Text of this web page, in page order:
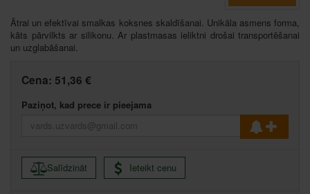
Ātrai un efektīvai smalkas koksnes skaldīšanai. Unikāla asmens forma,
kāts pārvilkts ar silikonu. Ar plastmasas ieliktni drošai transportēšanai
un uzglabāšanai.
Cena: 51,36 €
Paziņot, kad prece ir pieejama
Salīdzināt Ieteikt cenu